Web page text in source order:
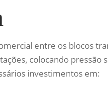
entre os blocos
colocando
investimentos em: